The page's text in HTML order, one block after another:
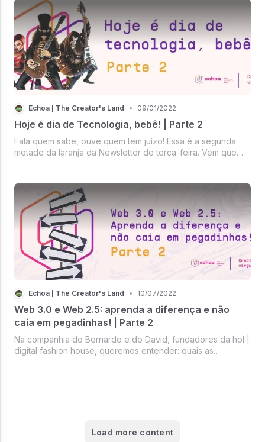
Echoa | The Creator's Land • 09/01/2022
Hoje é dia de Tecnologia, bebê! | Parte 2
Fala quem sabe, ouve quem tem juízo! Essa é a segunda
metade da laranja da Newsletter de terça-feira. Vem que
Echoa | The Creator's Land • 10/07/2022
Web 3.0 e Web 2.5: aprenda a diferença e não
caia em pegadinhas! | Parte 2
Na companhia do Bernardo e do David, fundadores da hol |
digital fashion house, queremos entender: quais as
Load more content